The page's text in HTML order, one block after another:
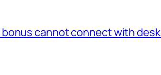
cannot connect with